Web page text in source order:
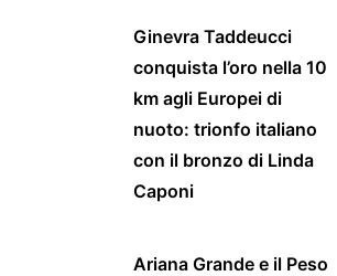
Ginevra Taddeucci
conquista l’oro nella 10
km agli Europei di
nuoto: trionfo italiano
con il bronzo di Linda
Caponi
Ariana Grande e il Peso